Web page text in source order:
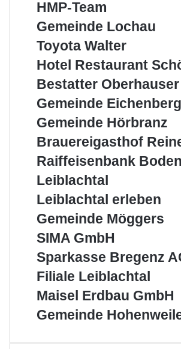
vom
HMP-
HMP-Team
Gemeinde
Gemeinde Lochau
Toyota
Walter
Toyota Walter
Hotel
Schönblick
Hotel Restaurant
Bestatter
Bestatter Oberhauser
Gemeinde
Gemeinde Eichenberg
Gemeinde
Gemeinde Hörbranz
Brauereigasthof
Brauereigasthof
Raiffeisenbank
Leiblachtal
Raiffeisenbank
Leiblachtal
Leiblachtal
Leiblachtal erleben
Gemeinde
Gemeinde Möggers
SIMA
SIMA GmbH
Sparkasse
Bregenz
AG
–
Leiblachtal
Sparkasse Bregenz
Filiale Leiblachtal
Maisel
GmbH
Maisel Erdbau GmbH
Gemeinde
Gemeinde